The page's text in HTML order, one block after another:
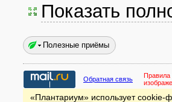
Показать
Полезные приёмы
Обратная связь Правила
«Плантариум» использует cookie-